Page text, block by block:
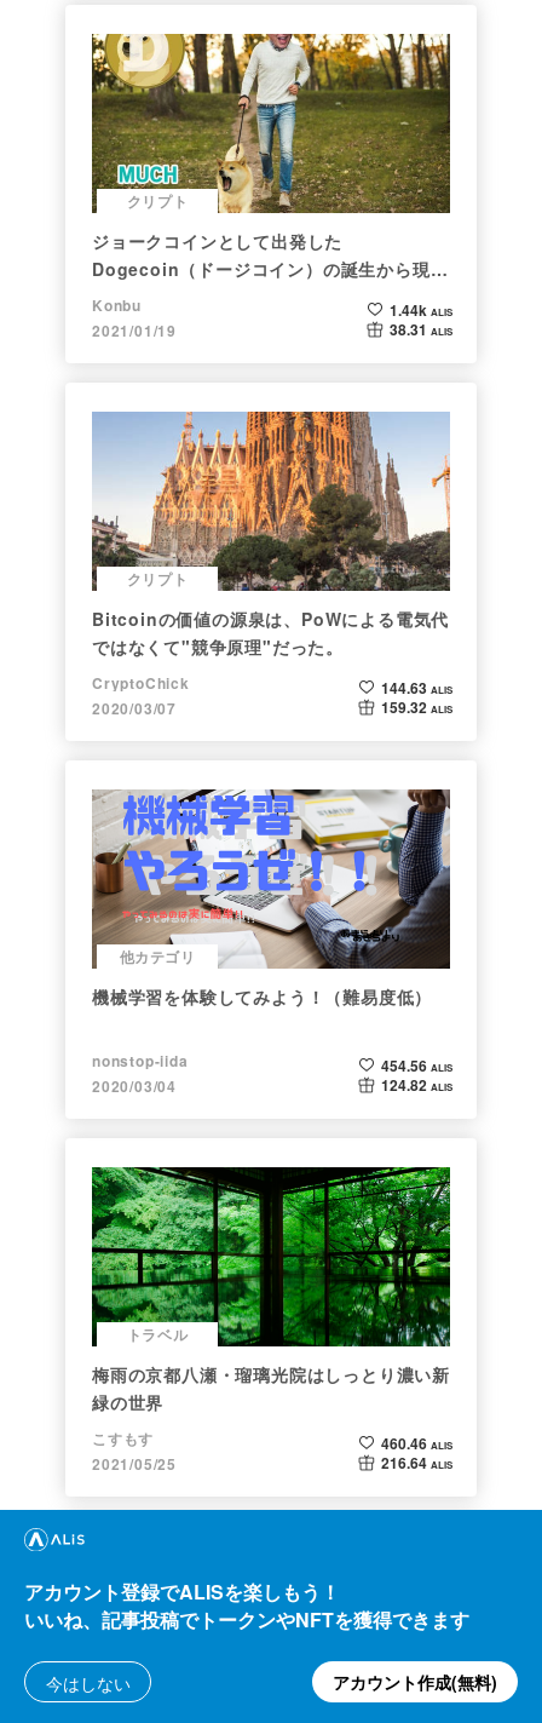
クリプト
ジョークコインとして出発した
Dogecoin（ドージコイン）の誕生から現在
まで。注目される非証券性🐶
Konbu
2021/01/19
1.44k ALIS
38.31 ALIS
クリプト
Bitcoinの価値の源泉は、PoWによる電気代
ではなくて"競争原理"だった。
CryptoChick
2020/03/07
144.63 ALIS
159.32 ALIS
他カテゴリ
機械学習を体験してみよう！（難易度低）
nonstop-iida
2020/03/04
454.56 ALIS
124.82 ALIS
トラベル
梅雨の京都八瀬・瑠璃光院はしっとり濃い新
緑の世界
こすもす
2021/05/25
460.46 ALIS
216.64 ALIS
アカウント登録でALISを楽しもう！
いいね、記事投稿でトークンやNFTを獲得できます
今はしない アカウント作成(無料)